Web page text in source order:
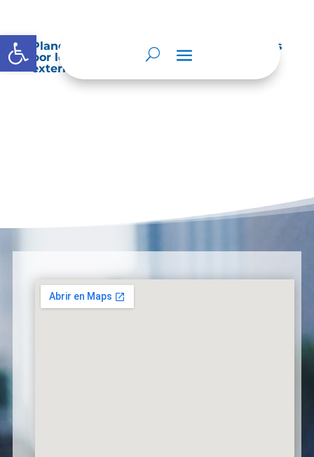
Abrir barra de herramientas
Planes de Mejoramiento vigentes exigidos
por los entes de control o auditoría
externos o internos.